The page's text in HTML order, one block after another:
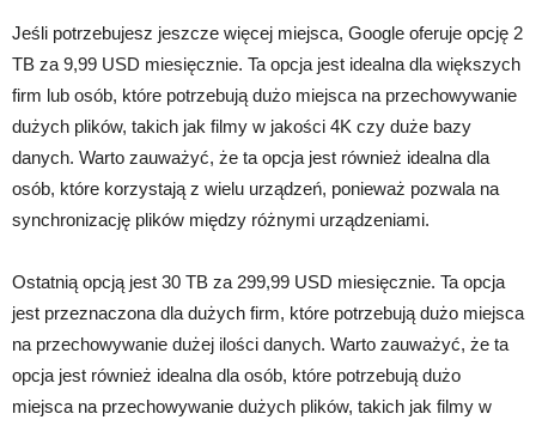
Jeśli potrzebujesz jeszcze więcej miejsca, Google oferuje opcję 2
TB za 9,99 USD miesięcznie. Ta opcja jest idealna dla większych
firm lub osób, które potrzebują dużo miejsca na przechowywanie
dużych plików, takich jak filmy w jakości 4K czy duże bazy
danych. Warto zauważyć, że ta opcja jest również idealna dla
osób, które korzystają z wielu urządzeń, ponieważ pozwala na
synchronizację plików między różnymi urządzeniami.
Ostatnią opcją jest 30 TB za 299,99 USD miesięcznie. Ta opcja
jest przeznaczona dla dużych firm, które potrzebują dużo miejsca
na przechowywanie dużej ilości danych. Warto zauważyć, że ta
opcja jest również idealna dla osób, które potrzebują dużo
miejsca na przechowywanie dużych plików, takich jak filmy w